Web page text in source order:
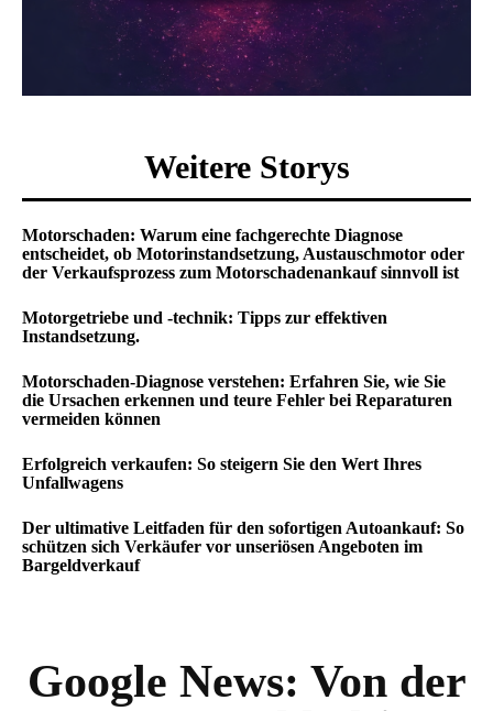
Weitere Storys
Motorschaden: Warum eine fachgerechte Diagnose
entscheidet, ob Motorinstandsetzung, Austauschmotor oder
der Verkaufsprozess zum Motorschadenankauf sinnvoll ist
Motorgetriebe und -technik: Tipps zur effektiven
Instandsetzung.
Motorschaden-Diagnose verstehen: Erfahren Sie, wie Sie
die Ursachen erkennen und teure Fehler bei Reparaturen
vermeiden können
Erfolgreich verkaufen: So steigern Sie den Wert Ihres
Unfallwagens
Der ultimative Leitfaden für den sofortigen Autoankauf: So
schützen sich Verkäufer vor unseriösen Angeboten im
Bargeldverkauf
Google News: Von der